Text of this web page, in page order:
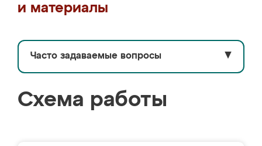
и материалы
Часто задаваемые вопросы ▼
Схема работы